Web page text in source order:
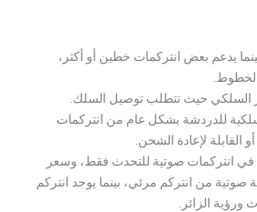
يدعم بعض انتركمات خطين أو أكثر،
السلكي حيث تتطلب توصيل السلك.
للدردشة بشكل عام من انتركمات
القابلة لإعادة الشحن.
انتركمات صوتية للتحدث فقط، وسعر
من انتركم مرئي، بينما يوجد انتركم
الزائر.